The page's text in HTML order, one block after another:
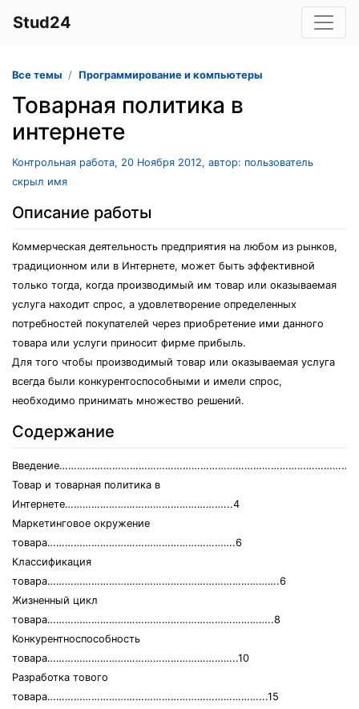
Stud24
Все темы Программирование и компьютеры
Товарная политика в
интернете
Контрольная работа, 20 Ноября 2012, автор: пользователь
скрыл имя
Описание работы
Коммерческая деятельность предприятия на любом из рынков,
традиционном или в Интернете, может быть эффективной
только тогда, когда производимый им товар или оказываемая
услуга находит спрос, а удовлетворение определенных
потребностей покупателей через приобретение ими данного
товара или услуги приносит фирме прибыль.
Для того чтобы производимый товар или оказываемая услуга
всегда были конкурентоспособными и имели спрос,
необходимо принимать множество решений.
Содержание
Введение……………………………………………………………………………………….3
Товар и товарная политика в
Интернете………………………………………………...4
Маркетинговое окружение
товара……………………………………………………….6
Классификация
товара…………………………………………………………………….6
Жизненный цикл
товара…………………………………………………………………..8
Конкурентноспособность
товара………………………………………………………..10
Разработка тового
товара………………………………………………………………...15